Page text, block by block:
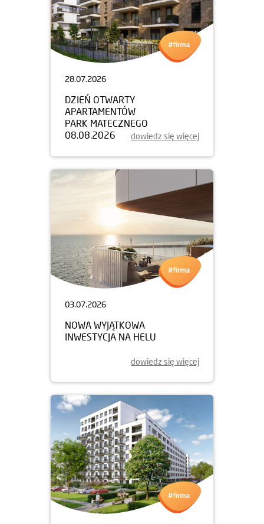
28.07.2026
DZIEŃ OTWARTY
APARTAMENTÓW
PARK MATECZNEGO
08.08.2026
dowiedz się więcej
03.07.2026
NOWA WYJĄTKOWA
INWESTYCJA NA HELU
dowiedz się więcej